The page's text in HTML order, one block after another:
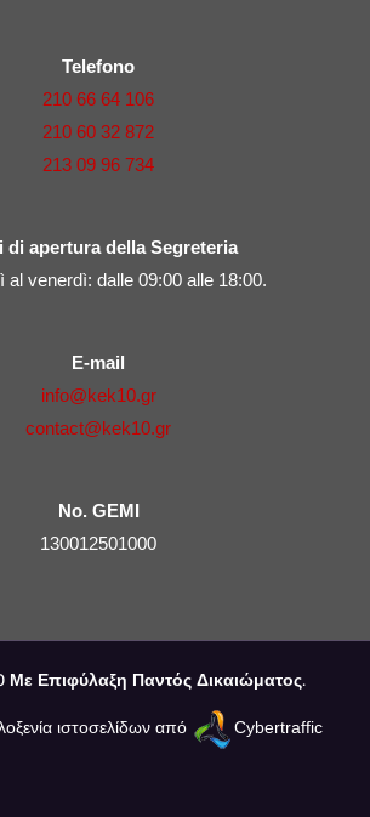
Telefono
210 66 64 106
210 60 32 872
213 09 96 734
di apertura della Segreteria
al venerdì: dalle 09:00 alle 18:00.
E-mail
info@kek10.gr
contact@kek10.gr
No. GEMI
130012501000
Με Επιφύλαξη Παντός Δικαιώματος.
ιστοσελίδων από Cybertraffic